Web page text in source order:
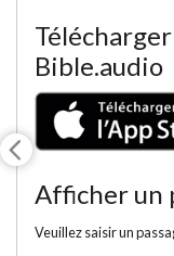
Bible.audio
Afficher un
Veuillez saisir un